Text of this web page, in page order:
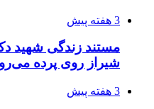
3 هفته پیش
مستند زندگی شهید
شیراز روی پرده
3 هفته پیش